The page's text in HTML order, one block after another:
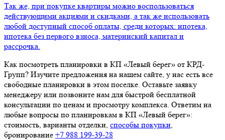
Так же, при покупке квартиры можно воспользоваться
действующими акциями и скидками, а так же использовать
любой доступный способ оплаты, среди которых: ипотека,
ипотека без первого взноса, материнский капитал и
рассрочка.
Как посмотреть планировки в КП «Левый берег» от КРД-
Групп? Изучите предложения на нашем сайте, у нас есть все
свободные планировки в этом поселке. Оставьте заявку
менеджеру или позвоните нам для быстрой бесплатной
консультации по ценам и просмотру комплекса. Ответим на
любые вопросы по планировкам в КП «Левый берег»:
стоимость, варианты отделки, способы покупки,
бронирование +7 988 199‑39‑28